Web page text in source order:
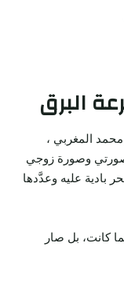
البرق
المغربي ،
وصورة زوجي
بادية عليه وعدَّدها
كانت، بل صار